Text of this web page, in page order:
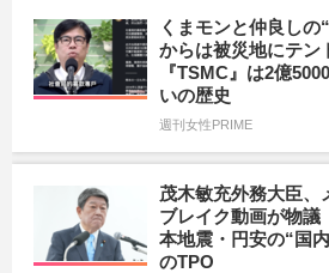
くまモンと仲良し
からは被災地にテン
『TSMC』は2億
いの歴史
週刊女性PRIME
茂木敏充外務大臣、
ブレイク動画が物議
本地震・円安の“国
のTPO